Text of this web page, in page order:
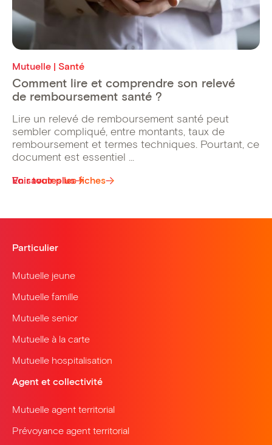
Voir toutes les fiches
Mutuelle | Santé
Comment lire et comprendre son relevé
de remboursement santé ?
Lire un relevé de remboursement santé peut
sembler compliqué, entre montants, taux de
remboursement et termes techniques. Pourtant, ce
document est essentiel ...
En savoir plus
Particulier
Mutuelle jeune
Mutuelle famille
Mutuelle senior
Mutuelle à la carte
Mutuelle hospitalisation
Agent et collectivité
Mutuelle agent territorial
Prévoyance agent territorial